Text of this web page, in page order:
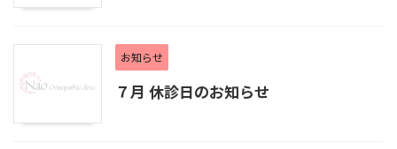
お知らせ
７月 休診日のお知らせ